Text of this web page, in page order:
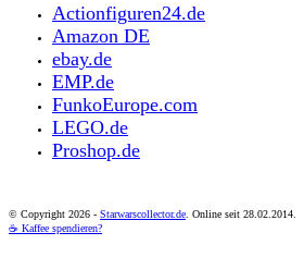
Actionfiguren24.de
Amazon DE
ebay.de
EMP.de
FunkoEurope.com
LEGO.de
Proshop.de
© Copyright 2026 - Starwarscollector.de . Online seit 28.02.2014.
☕ Kaffee spendieren?